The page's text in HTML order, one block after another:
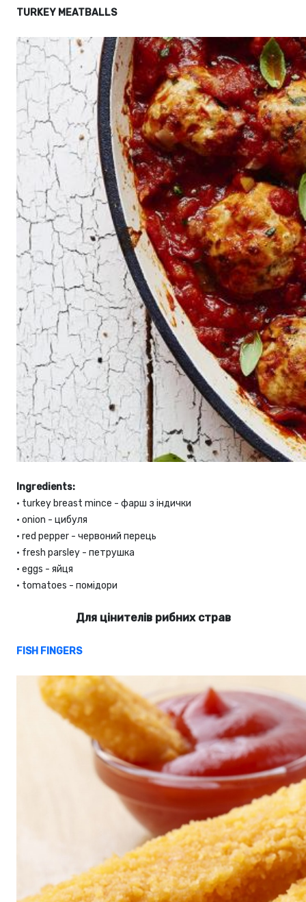
TURKEY MEATBALLS
Ingredients:
• turkey breast mince - фарш з індички
• onion - цибуля
• red pepper - червоний перець
• fresh parsley - петрушка
• eggs - яйця
• tomatoes - помідори
Для цінителів рибних страв
FISH FINGERS